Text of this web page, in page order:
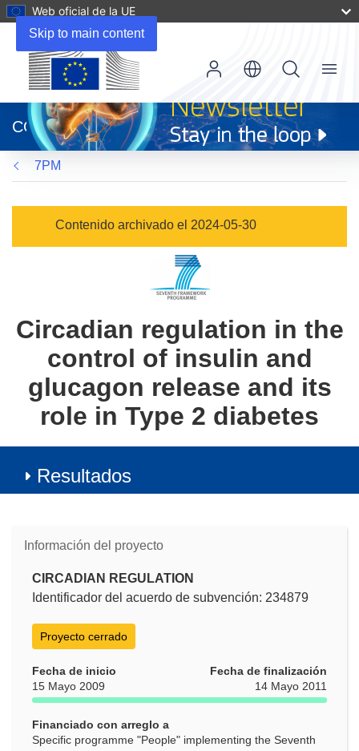
Skip to main content
Web oficial de la UE
abrirá
en
una
nueva
ventana)
CORDIS
Menu
7PM
Contenido archivado el 2024-05-30
Circadian regulation in the
control of insulin and
glucagon release and its
role in Type 2 diabetes
Resultados
Información del proyecto
CIRCADIAN REGULATION
Identificador del acuerdo de subvención: 234879
Proyecto cerrado
Fecha de inicio
15 Mayo 2009
Fecha de finalización
14 Mayo 2011
Financiado con arreglo a
Specific programme "People" implementing the Seventh